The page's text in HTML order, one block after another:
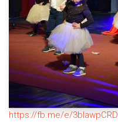
https://fb.me/e/3bIawpCRD